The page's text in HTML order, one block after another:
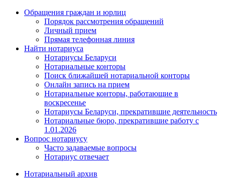
Обращения граждан и юрлиц
Порядок рассмотрения обращений
Личный прием
Прямая телефонная линия
Найти нотариуса
Нотариусы Беларуси
Нотариальные конторы
Поиск ближайшей нотариальной конторы
Онлайн запись на прием
Нотариальные конторы, работающие в
воскресенье
Нотариусы Беларуси, прекратившие деятельность
Нотариальные бюро, прекратившие работу с
1.01.2026
Вопрос нотариусу
Часто задаваемые вопросы
Нотариус отвечает
Нотариальный архив